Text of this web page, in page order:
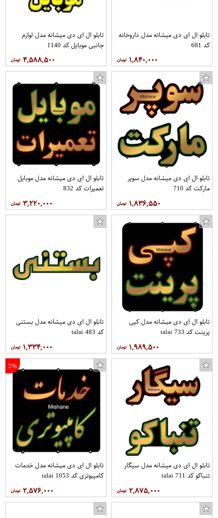
تابلو ال ای دی میشانه مدل داروخانه
کد 681
۱,۸۴۰,۰۰۰
تابلو ال ای دی میشانه مدل لوازم
جانبی موبایل کد 1140
۴,۵۸۸,۵۰۰
تابلو ال ای دی میشانه مدل سوپر
مارکت کد 710
۱,۸۳۶,۵۵۰
تابلو ال ای دی میشانه مدل موبایل
تعمیرات کد 832
۳,۲۲۰,۰۰۰
تابلو ال ای دی میشانه مدل کپی
پرینت کد talai 733
۱,۹۸۹,۵۰۰
تابلو ال ای دی میشانه مدل بستنی
کد talai 483
۱,۳۳۴,۰۰۰
تابلو ال ای دی میشانه مدل سیگار
تنباکو کد talai 711
۲,۸۷۵,۰۰۰
5%
تابلو ال ای دی میشانه مدل خدمات
کامپیوتری کد talai 1053
۲,۵۷۶,۰۰۰